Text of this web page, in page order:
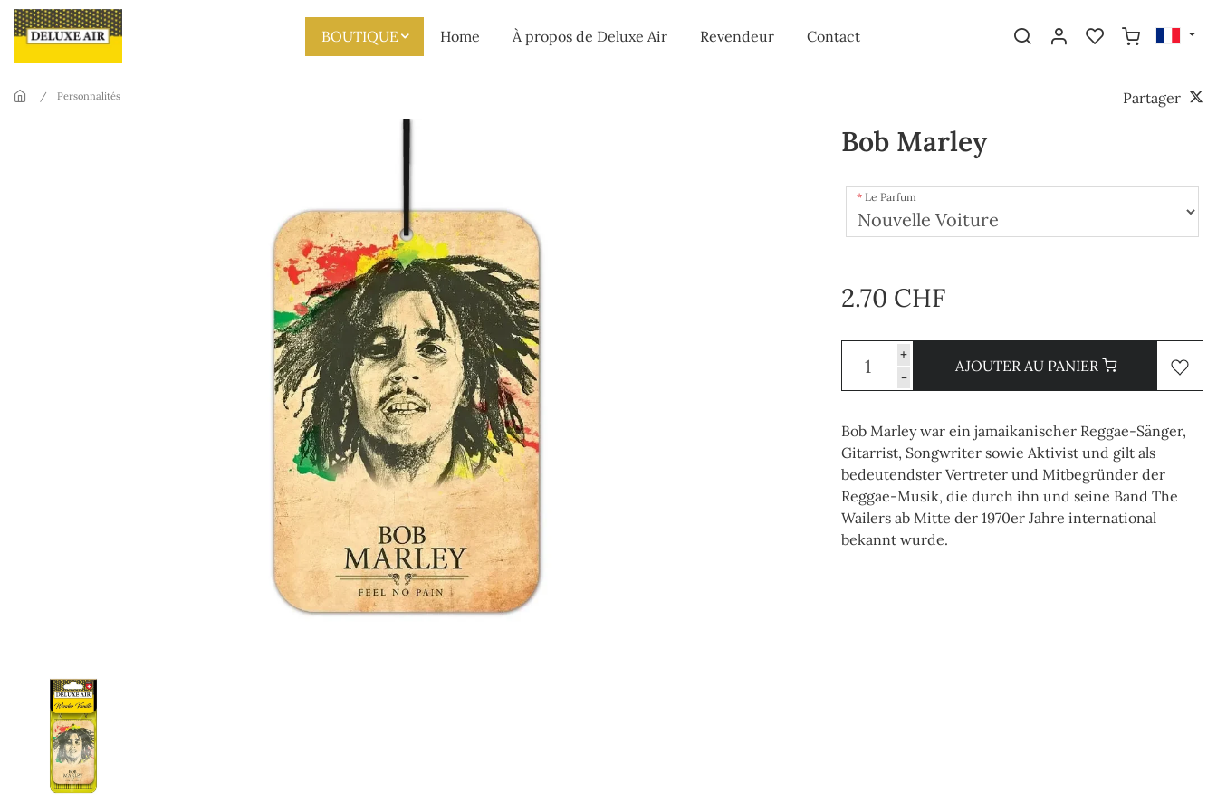
Skip to main content
BOUTIQUE
Home À propos de Deluxe Air Revendeur Contact
Partager
Personnalités
Bob Marley
Le Parfum
2.70 CHF
+
-
AJOUTER AU PANIER
Bob Marley war ein jamaikanischer Reggae-Sänger,
Gitarrist, Songwriter sowie Aktivist und gilt als
bedeutendster Vertreter und Mitbegründer der
Reggae-Musik, die durch ihn und seine Band The
Wailers ab Mitte der 1970er Jahre international
bekannt wurde.